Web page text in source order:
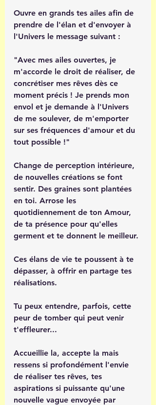
Ouvre en grands tes ailes afin de
prendre de l'élan et d'envoyer à
l'Univers le message suivant :
"Avec mes ailes ouvertes, je
m'accorde le droit de réaliser, de
concrétiser mes rêves dès ce
moment précis ! Je prends mon
envol et je demande à l'Univers
de me soulever, de m'emporter
sur ses fréquences d'amour et du
tout possible !"
Change de perception intérieure,
de nouvelles créations se font
sentir. Des graines sont plantées
en toi. Arrose les
quotidiennement de ton Amour,
de ta présence pour qu'elles
germent et te donnent le meilleur.
Ces élans de vie te poussent à te
dépasser, à offrir en partage tes
réalisations.
Tu peux entendre, parfois, cette
peur de tomber qui peut venir
t'effleurer...
Accueillie la, accepte la mais
ressens si profondément l'envie
de réaliser tes rêves, tes
aspirations si puissante qu'une
nouvelle vague envoyée par